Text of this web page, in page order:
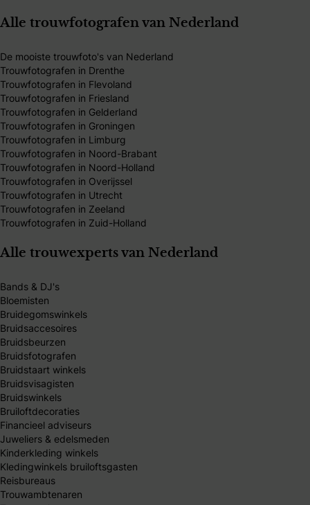
Alle trouwfotografen van Nederland
De mooiste trouwfoto's van Nederland
Trouwfotografen in Drenthe
Trouwfotografen in Flevoland
Trouwfotografen in Friesland
Trouwfotografen in Gelderland
Trouwfotografen in Groningen
Trouwfotografen in Limburg
Trouwfotografen in Noord-Brabant
Trouwfotografen in Noord-Holland
Trouwfotografen in Overijssel
Trouwfotografen in Utrecht
Trouwfotografen in Zeeland
Trouwfotografen in Zuid-Holland
Alle trouwexperts van Nederland
Bands & DJ's
Bloemisten
Bruidegomswinkels
Bruidsaccesoires
Bruidsbeurzen
Bruidsfotografen
Bruidstaart winkels
Bruidsvisagisten
Bruidswinkels
Bruiloftdecoraties
Financieel adviseurs
Juweliers & edelsmeden
Kinderkleding winkels
Kledingwinkels bruiloftsgasten
Reisbureaus
Trouwambtenaren